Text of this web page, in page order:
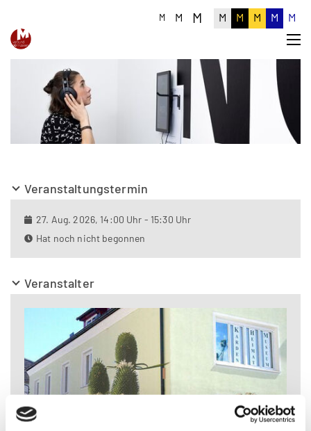
M M M M M M M M
Veranstaltungstermin
27. Aug. 2026, 14:00 Uhr - 15:30 Uhr
Hat noch nicht begonnen
Veranstalter